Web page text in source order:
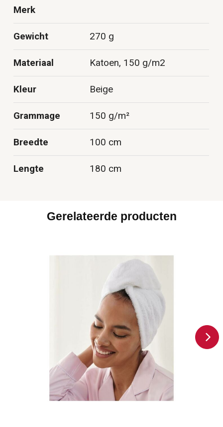
Merk
Gewicht 270 g
Materiaal Katoen, 150 g/m2
Kleur Beige
Grammage 150 g/m²
Breedte 100 cm
Lengte 180 cm
Gerelateerde producten